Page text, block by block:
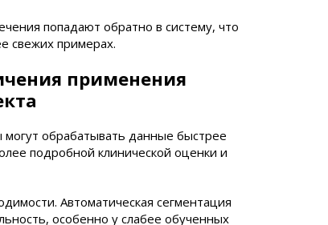
попадают обратно в систему, что
свежих примерах.
применения
могут обрабатывать данные быстрее
подробной клинической оценки и
Автоматическая сегментация
особенно у слабее обученных